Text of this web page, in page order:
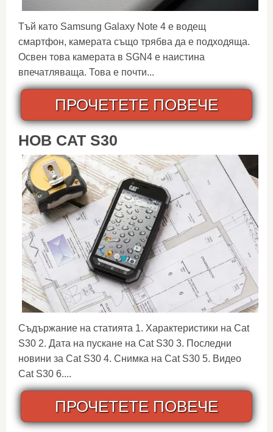
Тъй като Samsung Galaxy Note 4 е водещ
смартфон, камерата също трябва да е подходяща.
Освен това камерата в SGN4 е наистина
впечатляваща. Това е почти...
ПРОЧЕТЕТЕ ПОВЕЧЕ
НОВ CAT S30
Съдържание на статията 1. Характеристики на Cat
S30 2. Дата на пускане на Cat S30 3. Последни
новини за Cat S30 4. Снимка на Cat S30 5. Видео
Cat S30 6....
ПРОЧЕТЕТЕ ПОВЕЧЕ